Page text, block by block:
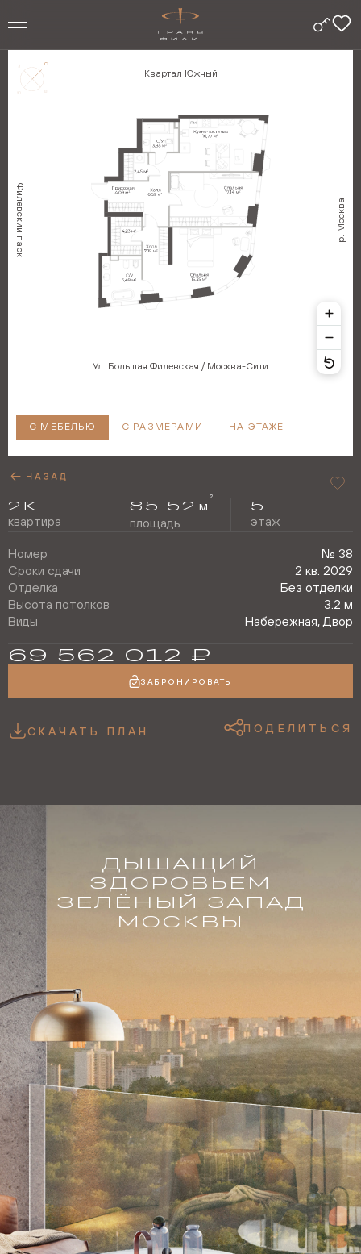
Квартал Южный
р. Москва
Ул. Большая Филевская / Москва-Сити
Филевский парк
С МЕБЕЛЬЮ С РАЗМЕРАМИ НА ЭТАЖЕ
2 К
квартира
85.52 м
2
площадь
5
этаж
Номер № 38
Сроки сдачи
2 кв. 2029
Отделка
Без отделки
Высота потолков
3.2 м
Виды
Набережная, Двор
69 562 012 ₽
ЗАБРОНИРОВАТЬ
СКАЧАТЬ ПЛАН ПОДЕЛИТЬСЯ
ДЫШАЩИЙ
ЗДОРОВЬЕМ
ЗЕЛЁНЫЙ ЗАПАД
МОСКВЫ